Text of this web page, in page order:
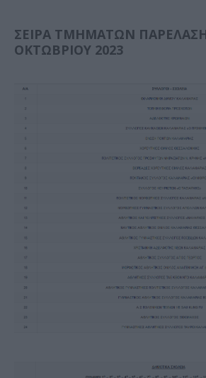
ΣΕΙΡΑ ΤΜΗΜΑΤΩΝ
ΟΚΤΩΒΡΙΟΥ 2023